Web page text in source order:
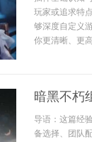
玩家或追求特
够深度自定义
你更清晰、更
暗黑不朽
导语：这篇经
备选择、团队